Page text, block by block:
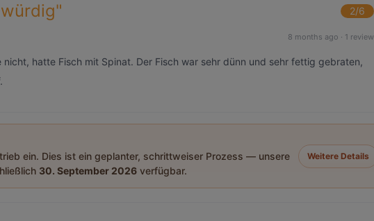
" 2/6
8 months ago · 1 review
nicht, hatte Fisch mit Spinat. Der Fisch war sehr dünn und sehr fettig gebraten,
ein. Dies ist ein geplanter, schrittweiser Prozess — unsere
30. September 2026 verfügbar.
Weitere Details